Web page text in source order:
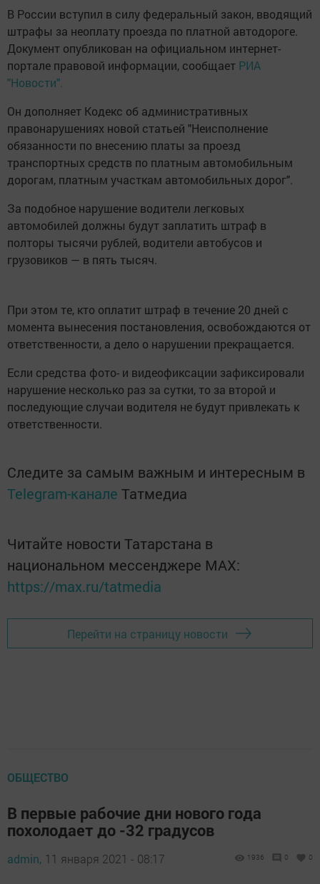
В России вступил в силу федеральный закон, вводящий
штрафы за неоплату проезда по платной автодороге.
Документ опубликован на официальном интернет-
портале правовой информации, сообщает РИА
"Новости".
Он дополняет Кодекс об административных
правонарушениях новой статьей "Неисполнение
обязанности по внесению платы за проезд
транспортных средств по платным автомобильным
дорогам, платным участкам автомобильных дорог".
За подобное нарушение водители легковых
автомобилей должны будут заплатить штраф в
полторы тысячи рублей, водители автобусов и
грузовиков — в пять тысяч.
При этом те, кто оплатит штраф в течение 20 дней с
момента вынесения постановления, освобождаются от
ответственности, а дело о нарушении прекращается.
Если средства фото- и видеофиксации зафиксировали
нарушение несколько раз за сутки, то за второй и
последующие случаи водителя не будут привлекать к
ответственности.
Следите за самым важным и интересным в
Telegram-канале Татмедиа
Читайте новости Татарстана в
национальном мессенджере MАХ:
https://max.ru/tatmedia
Перейти на страницу новости
ОБЩЕСТВО
В первые рабочие дни нового года
похолодает до -32 градусов
admin, 11 января 2021 - 08:17 1936 0 0